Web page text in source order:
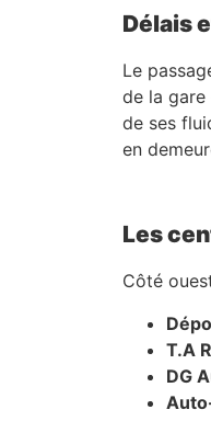
Délais
Le
de la gare
de ses
en
Les
Côté
T.A
DG